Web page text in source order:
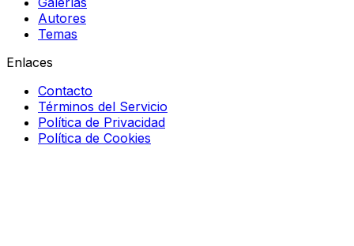
Autores
Temas
Enlaces
Contacto
Términos del Servicio
Política de Privacidad
Política de Cookies